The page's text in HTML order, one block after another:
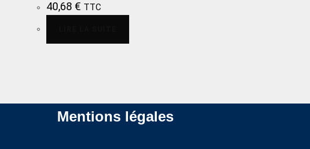
40,68 € TTC
Mentions légales